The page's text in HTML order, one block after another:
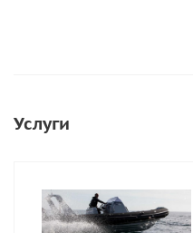
Услуги